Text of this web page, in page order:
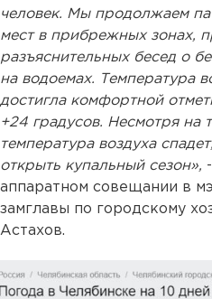
человек. Мы продолжаем
мест в прибрежных зонах,
разъяснительных бесед о
на водоемах. Температура
достигла комфортной
+24 градусов. Несмотря на
температура воздуха
открыть купальный сезон»,
аппаратном совещании в
замглавы по городскому
Астахов.